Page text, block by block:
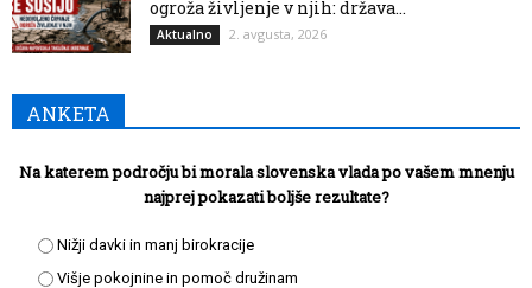
ogroža življenje v njih: država...
Aktualno 2. avgusta, 2026
ANKETA
Na katerem področju bi morala slovenska vlada po vašem mnenju
najprej pokazati boljše rezultate?
Nižji davki in manj birokracije
Višje pokojnine in pomoč družinam